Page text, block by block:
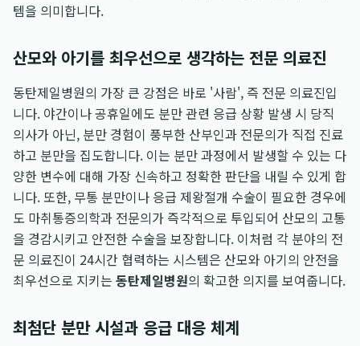
템을 의미합니다.
산모와 아기를 최우선으로 생각하는 전문 의료진
동탄제일병원의 가장 큰 강점은 바로 '사람', 즉 전문 의료진입
니다. 야간이나 공휴일에도 분만 관련 응급 상황 발생 시 당직
의사가 아닌, 분만 경험이 풍부한 산부인과 전문의가 직접 진료
하고 분만을 집도합니다. 이는 분만 과정에서 발생할 수 있는 다
양한 변수에 대해 가장 신속하고 정확한 판단을 내릴 수 있게 합
니다. 또한, 무통 분만이나 응급 제왕절개 수술이 필요한 경우에
도 마취통증의학과 전문의가 즉각적으로 투입되어 산모의 고통
을 경감시키고 안전한 수술을 보장합니다. 이처럼 각 분야의 전
문 의료진이 24시간 협력하는 시스템은 산모와 아기의 안전을
최우선으로 지키는 동탄제일병원의 확고한 의지를 보여줍니다.
최첨단 분만 시설과 응급 대응 체계